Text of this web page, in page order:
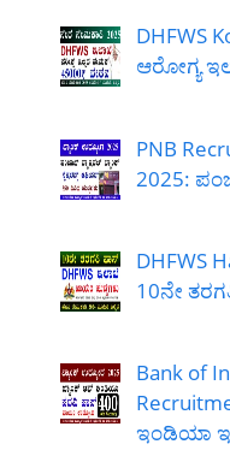
DHFWS
ಆರೋಗ್ಯ
PNB
2025:
DHFWS
10ನೇ
Bank of
ಇಂಡಿಯಾ